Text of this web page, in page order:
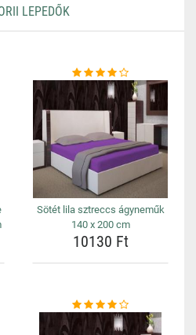
LEPEDŐK
Sötét lila sztreccs ágyneműk
140 x 200 cm
10130 Ft